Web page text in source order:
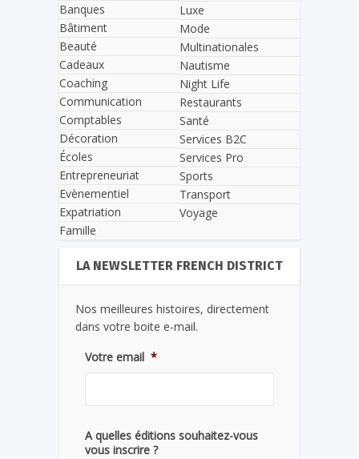
Banques
Bâtiment
Beauté
Cadeaux
Coaching
Communication
Comptables
Décoration
Écoles
Entrepreneuriat
Evènementiel
Expatriation
Famille
Luxe
Mode
Multinationales
Nautisme
Night Life
Restaurants
Santé
Services B2C
Services Pro
Sports
Transport
Voyage
LA NEWSLETTER FRENCH DISTRICT
Nos meilleures histoires, directement
dans votre boite e-mail.
Votre email *
A quelles éditions souhaitez-vous
vous inscrire ?